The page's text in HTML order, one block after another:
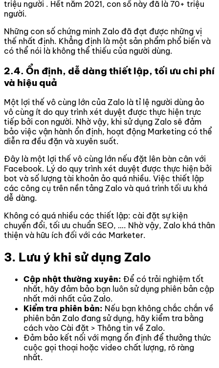
triệu người . Hết năm 2021, con số này đã là 70+ triệu
người.
Những con số chứng minh Zalo đã đạt được những vị
thế nhất định. Khẳng định là một sản phẩm phổ biến và
có thể nói là không thể thiếu của người dùng.
2.4. Ổn định, dễ dàng thiết lập, tối ưu chi phí
và hiệu quả
Một lợi thế vô cùng lớn của Zalo là tỉ lệ người dùng ảo
vô cùng ít do quy trình xét duyệt được thực hiện trực
tiếp bởi con người. Nhờ vậy, khi sử dụng Zalo sẽ đảm
bảo việc vận hành ổn định, hoạt động Marketing có thể
diễn ra đều đặn và xuyên suốt.
Đây là một lợi thế vô cùng lớn nếu đặt lên bàn cân với
Facebook. Lý do quy trình xét duyệt được thực hiện bởi
bot và số lượng tài khoản ảo quá nhiều. Việc thiết lập
các công cụ trên nền tảng Zalo và quá trình tối ưu khá
dễ dàng.
Không có quá nhiều các thiết lập: cài đặt sự kiện
chuyển đổi, tối ưu chuẩn SEO, …. Nhờ vậy, Zalo khá thân
thiện và hữu ích đối với các Marketer.
3. Lưu ý khi sử dụng Zalo
Cập nhật thường xuyên: Để có trải nghiệm tốt
nhất, hãy đảm bảo bạn luôn sử dụng phiên bản cập
nhất mới nhất của Zalo.
Kiểm tra phiên bản: Nếu bạn không chắc chắn về
phiên bản Zalo đang sử dụng, hãy kiểm tra bằng
cách vào Cài đặt > Thông tin về Zalo.
Đảm bảo kết nối với mạng ổn định để thưởng thức
cuộc gọi thoại hoặc video chất lượng, rõ ràng
nhất.